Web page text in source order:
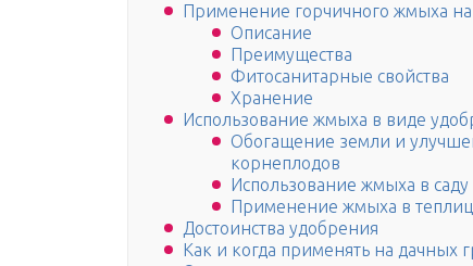
Применение горчичного жмыха на
Описание
Преимущества
Фитосанитарные свойства
Хранение
Использование жмыха в виде
Обогащение земли и
корнеплодов
Использование жмыха в саду
Применение жмыха в
Достоинства удобрения
Как и когда применять на дачных